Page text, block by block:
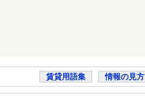
賃貸用語集 情報の見方